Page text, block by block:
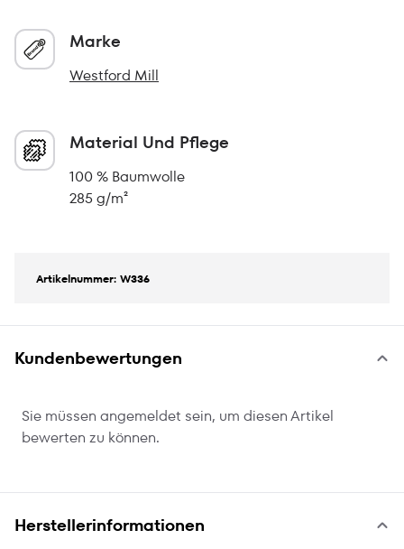
Marke
Westford Mill
Material Und Pflege
100 % Baumwolle
285 g/m²
Artikelnummer: W336
Kundenbewertungen
Sie müssen angemeldet sein, um diesen Artikel
bewerten zu können.
Herstellerinformationen